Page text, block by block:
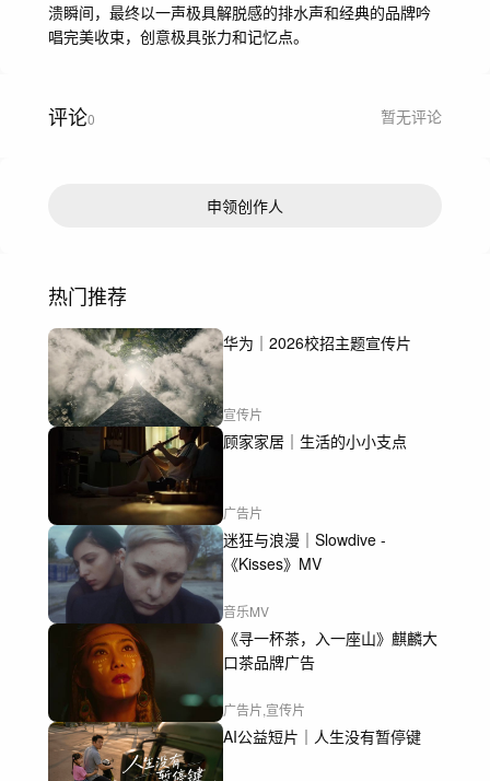
溃瞬间，最终以一声极具解脱感的排水声和经典的品牌吟
唱完美收束，创意极具张力和记忆点。
评论0 暂无评论
申领创作人
热门推荐
华为｜2026校招主题宣传片
宣传片
顾家家居｜生活的小小支点
广告片
迷狂与浪漫｜Slowdive -
《Kisses》MV
音乐MV
《寻一杯茶，入一座山》麒麟大
口茶品牌广告
广告片,宣传片
AI公益短片｜人生没有暂停键